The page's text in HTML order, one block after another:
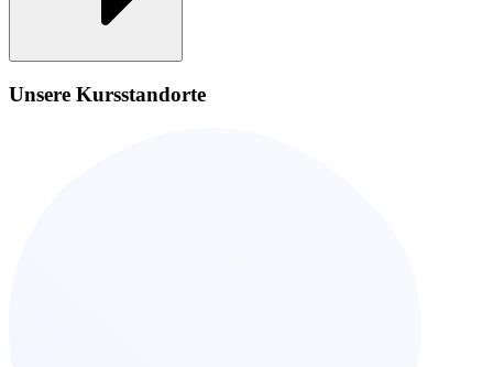
Unsere Kursstandorte